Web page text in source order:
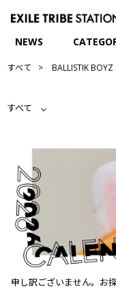
NEWS
すべて BALLISTIK BOYZ
すべて
申し訳ございません。お